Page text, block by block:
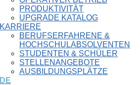
PRODUKTIVITÄT
UPGRADE KATALOG
KARRIERE
BERUFSERFAHRENE &
HOCHSCHULABSOLVENTEN
STUDENTEN & SCHÜLER
STELLENANGEBOTE
AUSBILDUNGSPLÄTZE
DE